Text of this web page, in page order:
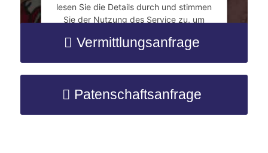
lesen Sie die Details durch und stimmen
Sie der Nutzung des Service zu, um
Mehr Informationen
Akzeptieren
powered byUsercentrics Consent
Vermittlungsanfrage
Patenschaftsanfrage